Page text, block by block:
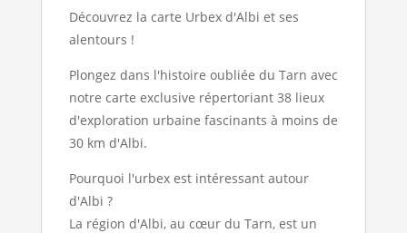
Découvrez la carte Urbex d'Albi et ses
alentours !
Plongez dans l'histoire oubliée du Tarn avec
notre carte exclusive répertoriant 38 lieux
d'exploration urbaine fascinants à moins de
30 km d'Albi.
Pourquoi l'urbex est intéressant autour
d'Albi ?
La région d'Albi, au cœur du Tarn, est un